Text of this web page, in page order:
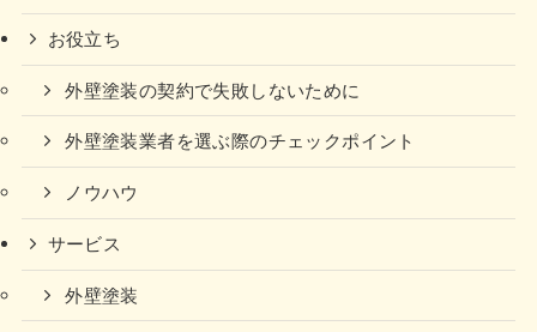
お役立ち
外壁塗装の契約で失敗しないために
外壁塗装業者を選ぶ際のチェックポイント
ノウハウ
サービス
外壁塗装